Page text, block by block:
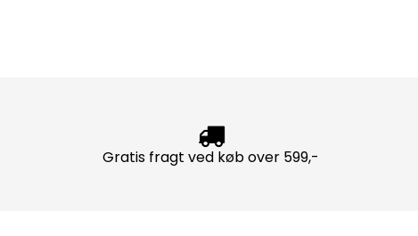
Gratis fragt ved køb over 599,-